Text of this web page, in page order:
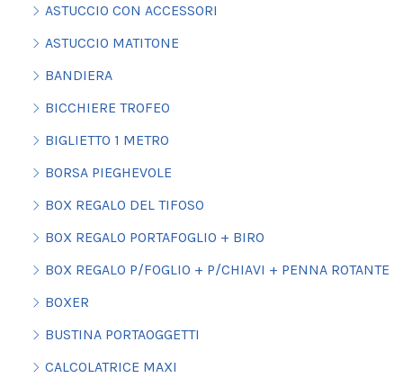
ASTUCCIO CON ACCESSORI
ASTUCCIO MATITONE
BANDIERA
BICCHIERE TROFEO
BIGLIETTO 1 METRO
BORSA PIEGHEVOLE
BOX REGALO DEL TIFOSO
BOX REGALO PORTAFOGLIO + BIRO
BOX REGALO P/FOGLIO + P/CHIAVI + PENNA ROTANTE
BOXER
BUSTINA PORTAOGGETTI
CALCOLATRICE MAXI